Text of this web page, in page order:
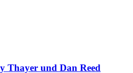
Thayer und Dan Reed